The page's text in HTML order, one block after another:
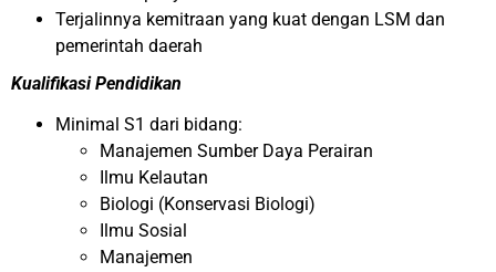
Terjalinnya kemitraan yang kuat dengan LSM dan
pemerintah daerah
Kualifikasi Pendidikan
Minimal S1 dari bidang:
Manajemen Sumber Daya Perairan
Ilmu Kelautan
Biologi (Konservasi Biologi)
Ilmu Sosial
Manajemen